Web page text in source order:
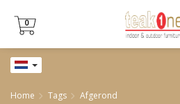
0
0
Home Tags Afgerond